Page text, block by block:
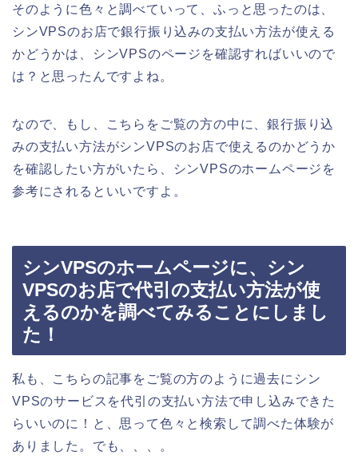
そのように色々と調べていって、ふっと思ったのは、
シンVPSのお店で銀行振り込みの支払い方法が使える
かどうかは、シンVPSのページを確認すればいいので
は？と思ったんですよね。
なので、もし、こちらをご覧の方の中に、銀行振り込
みの支払い方法がシンVPSのお店で使えるのかどうか
を確認したい方がいたら、シンVPSのホームページを
参考にされるといいですよ。
シンVPSのホームページに、シン
VPSのお店で代引の支払い方法が使
えるのかを調べてみることにしまし
た！
私も、こちらの記事をご覧の方のように過去にシン
VPSのサービスを代引の支払い方法で申し込みできた
らいいのに！と、思って色々と検索して調べた体験が
ありました。でも、、、。